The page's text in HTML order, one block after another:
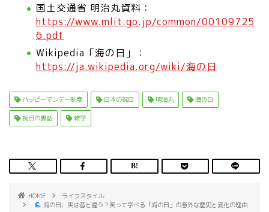
国土交通省 明治丸資料：
https://www.mlit.go.jp/common/00109725
6.pdf
Wikipedia「海の日」：
https://ja.wikipedia.org/wiki/海の日
ハッピーマンデー制度 日本の祝日 明治丸 海の日
祝日の裏話 雑学
HOME
ライフスタイル
海の日、実は昔と違う？笑って学べる「海の日」の意外な歴史と変化の理由